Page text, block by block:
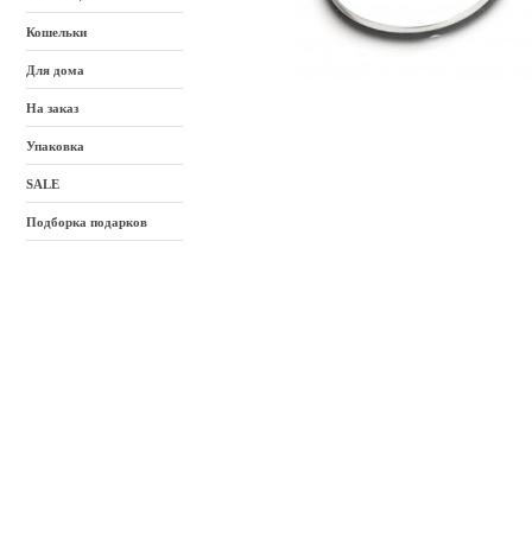
Кошельки
Для дома
На заказ
Упаковка
SALE
Подборка подарков